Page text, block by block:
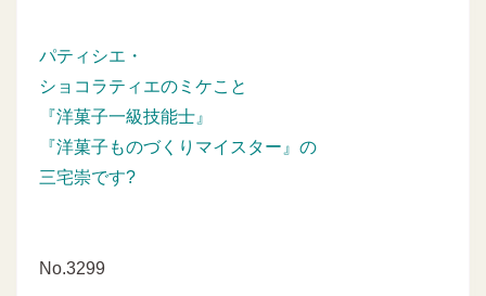
パティシエ・
ショコラティエのミケこと
『洋菓子一級技能士』
『洋菓子ものづくりマイスター』の
三宅崇です?
No.3299